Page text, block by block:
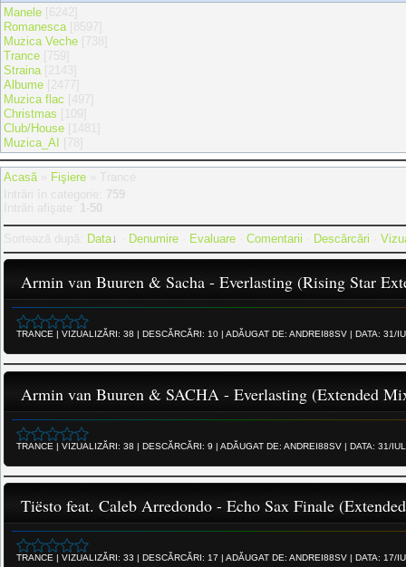
Manele
Romanesca
Muzica Veche
Trance
Straina
Albume
Muzica flac
Christmas
Club/House
Muzica_AI
Acasă» Fişiere
Data Denumire Evaluare Comentarii Descărcări
Armin van Buuren & Sacha - Everlasting (Rising Star
TRANCE | VIZUALIZĂRI: 38 | DESCĂRCĂRI: 10 | ADĂUGAT DE: ANDREI88SV | DATA: 31/
Armin van Buuren & SACHA - Everlasting (Extended
TRANCE | VIZUALIZĂRI: 38 | DESCĂRCĂRI: 9 | ADĂUGAT DE: ANDREI88SV | DATA: 31/
Tiësto feat. Caleb Arredondo - Echo Sax Finale
TRANCE | VIZUALIZĂRI: 33 | DESCĂRCĂRI: 17 | ADĂUGAT DE: ANDREI88SV | DATA: 17/